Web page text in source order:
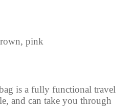
pink
is a fully functional travel
and can take you through